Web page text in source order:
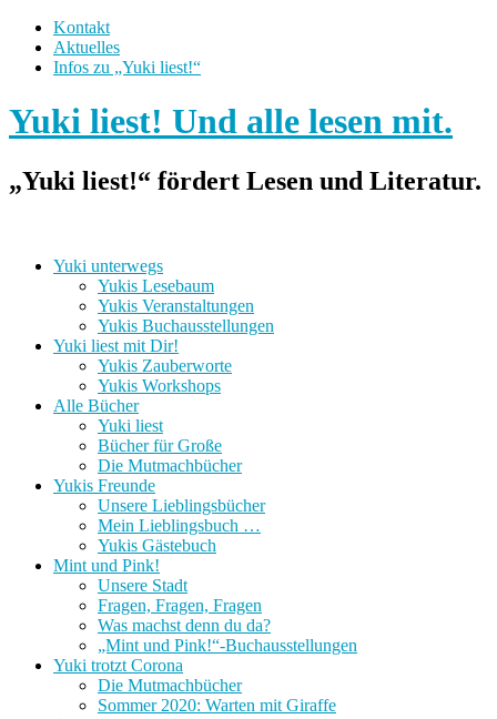
Kontakt
Aktuelles
Infos zu „Yuki liest!“
Yuki liest! Und alle lesen mit.
„Yuki liest!“ fördert Lesen und Literatur.
Yuki unterwegs
Yukis Lesebaum
Yukis Veranstaltungen
Yukis Buchausstellungen
Yuki liest mit Dir!
Yukis Zauberworte
Yukis Workshops
Alle Bücher
Yuki liest
Bücher für Große
Die Mutmachbücher
Yukis Freunde
Unsere Lieblingsbücher
Mein Lieblingsbuch …
Yukis Gästebuch
Mint und Pink!
Unsere Stadt
Fragen, Fragen, Fragen
Was machst denn du da?
„Mint und Pink!“-Buchausstellungen
Yuki trotzt Corona
Die Mutmachbücher
Sommer 2020: Warten mit Giraffe